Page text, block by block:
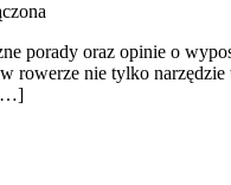
porady oraz opinie o
rowerze nie tylko
[…]